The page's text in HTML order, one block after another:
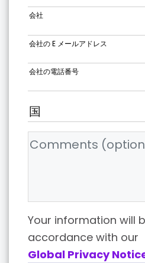
会社
会社の E メールアドレス
会社の電話番号
Your information will
accordance with our
Global Privacy